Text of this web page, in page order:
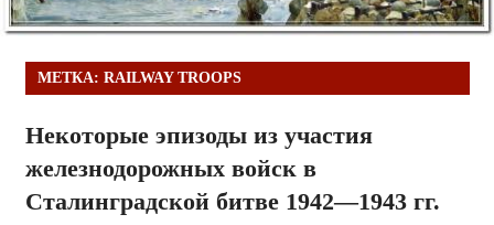
МЕТКА: RAILWAY TROOPS
Некоторые эпизоды из участия
железнодорожных войск в
Сталинградской битве 1942—1943 гг.